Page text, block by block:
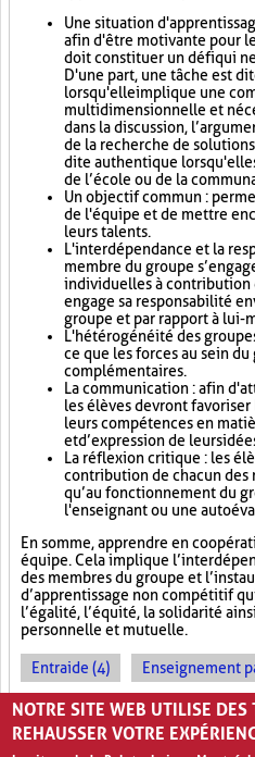
Une situation
afin d'être motivante pour
doit constituer un défi qui
D'une part, une tâche est
lorsqu'elle implique une
multidimensionnelle et
dans la discussion,
de la recherche de
dite authentique lorsqu'elle
de l’école ou de la
Un objectif commun :
de l'équipe et de mettre en
leurs talents.
L'interdépendance et la
membre du groupe
individuelles à contribution
engage sa responsabilité
groupe et par rapport à lui-
L'hétérogénéité des
ce que les forces au sein
complémentaires.
La communication : afin
les élèves devront
leurs compétences en
et d’expression de leurs
La réflexion critique : les
contribution de chacun des
qu’au fonctionnement du
l'enseignant ou une
En somme, apprendre en
équipe. Cela implique
des membres du groupe et
d’apprentissage non compétitif
l’égalité, l’équité, la solidarité
personnelle et mutuelle.
Entraide (4) Enseignement
Socialisation (8)
NOTRE SITE WEB UTILISE
REHAUSSER VOTRE